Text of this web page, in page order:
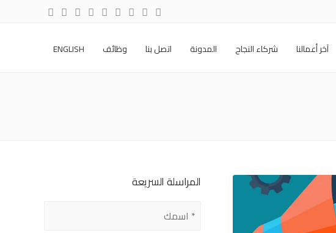
آخر أعمالنا شركاء النجاح المدونة اتصل بنا وظائف ENGLISH
المراسلة السريعة